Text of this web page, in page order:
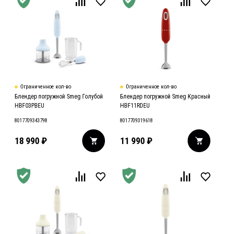
Ограниченное кол-во
Блендер погружной Smeg Голубой
HBF03PBEU
8017709343798
18 990₽
Ограниченное кол-во
Блендер погружной Smeg Красный
HBF11RDEU
8017709319618
11 990 ₽